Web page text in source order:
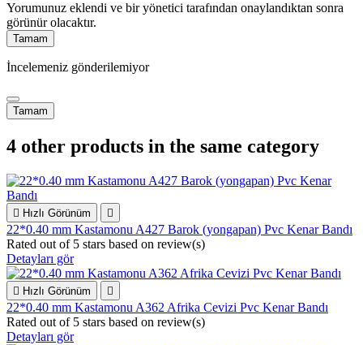
Yorumunuz eklendi ve bir yönetici tarafından onaylandıktan sonra
görünür olacaktır.
Tamam
İncelemeniz gönderilemiyor
Tamam
4 other products in the same category
 Hızlı Görünüm 
22*0.40 mm Kastamonu A427 Barok (yongapan) Pvc Kenar Bandı
Rated out of 5 stars based on review(s)
Detayları gör
 Hızlı Görünüm 
22*0.40 mm Kastamonu A362 Afrika Cevizi Pvc Kenar Bandı
Rated out of 5 stars based on review(s)
Detayları gör